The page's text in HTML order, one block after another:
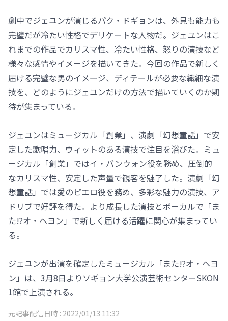
劇中でジェユンが演じるパク・ドギョンは、外見も能力も
完璧だが冷たい性格でデリケートな人物だ。ジェユンはこ
れまでの作品でカリスマ性、冷たい性格、怒りの演技など
様々な感情やイメージを描いてきた。今回の作品で新しく
届ける完璧な男のイメージ、ディテールが必要な繊細な演
技を、どのようにジェユンだけの方法で描いていくのか期
待が集まっている。
ジェユンはミュージカル「創業」、演劇「幻想童話」で安
定した歌唱力、ウィットのある演技で注目を浴びた。ミュ
ージカル「創業」ではイ・バンウォン役を務め、圧倒的
なカリスマ性、安定した声量で観客を魅了した。演劇「幻
想童話」では愛のピエロ役を務め、多彩な魅力の演技、ア
ドリブで好評を得た。より成長した演技とボーカルで「ま
た!?オ・ヘヨン」で新しく届ける活躍に関心が集まってい
る。
ジェユンが出演を確定したミュージカル「また!?オ・ヘヨ
ン」は、3月8日よりソギョン大学公演芸術センターSKON
1館で上演される。
元記事配信日時 : 2022/01/13 11:32